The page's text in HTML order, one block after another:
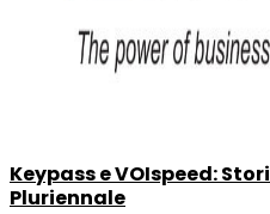
Keypass e VOIspeed:
Pluriennale